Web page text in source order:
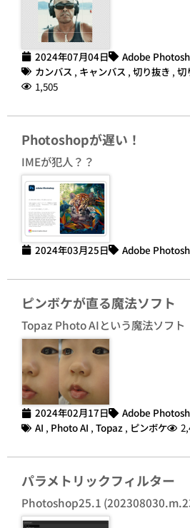
2024年07月04日
Adobe
カンバス , キャンバス , 切り抜き , 切
1,505
Photoshopが遅い！
IMEが犯人？？
2024年03月25日 Adobe
ピンボケが直る魔法ソフト
Topaz Photo AIという魔法ソフト
2024年02月17日
Adobe
AI , Photo AI , Topaz , ピンボケ
パラメトリックフィルター
Photoshop25.1